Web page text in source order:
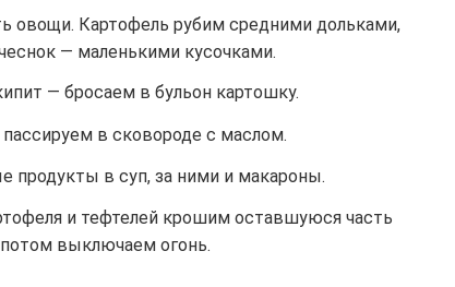
овощи. Картофель рубим средними дольками,
— маленькими кусочками.
— бросаем в бульон картошку.
в сковороде с маслом.
продукты в суп, за ними и макароны.
и тефтелей крошим оставшуюся часть
потом выключаем огонь.